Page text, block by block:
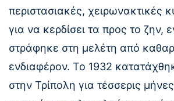
περιστασιακές, χειρωνακτικές
για να κερδίσει τα προς το
στράφηκε στη μελέτη από
ενδιαφέρον. Το 1932
στην Τρίπολη για τέσσερις